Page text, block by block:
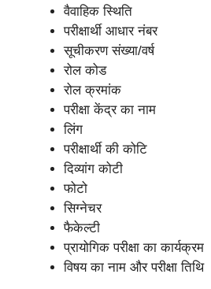
वैवाहिक स्थिति
परीक्षार्थी आधार नंबर
सूचीकरण संख्या/वर्ष
रोल कोड
रोल क्रमांक
परीक्षा केंद्र का नाम
लिंग
परीक्षार्थी की कोटि
दिव्यांग कोटी
फोटो
सिग्नेचर
फैकेल्टी
प्रायोगिक परीक्षा का कार्यक्रम
विषय का नाम और परीक्षा तिथि